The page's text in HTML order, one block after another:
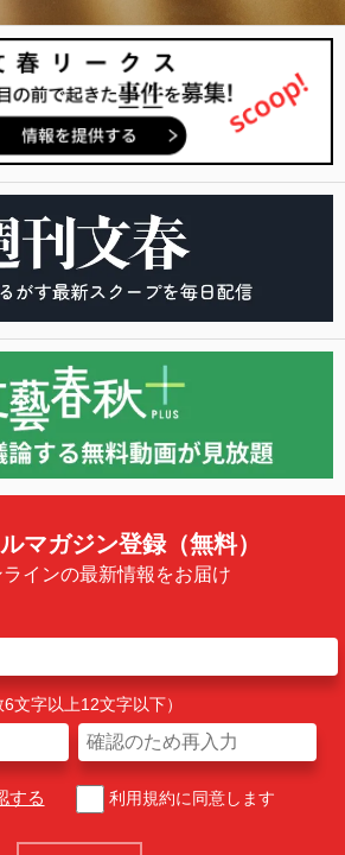
マガジン登録（無料）
インの最新情報をお届け
文字以上12文字以下）
する 利用規約に同意します